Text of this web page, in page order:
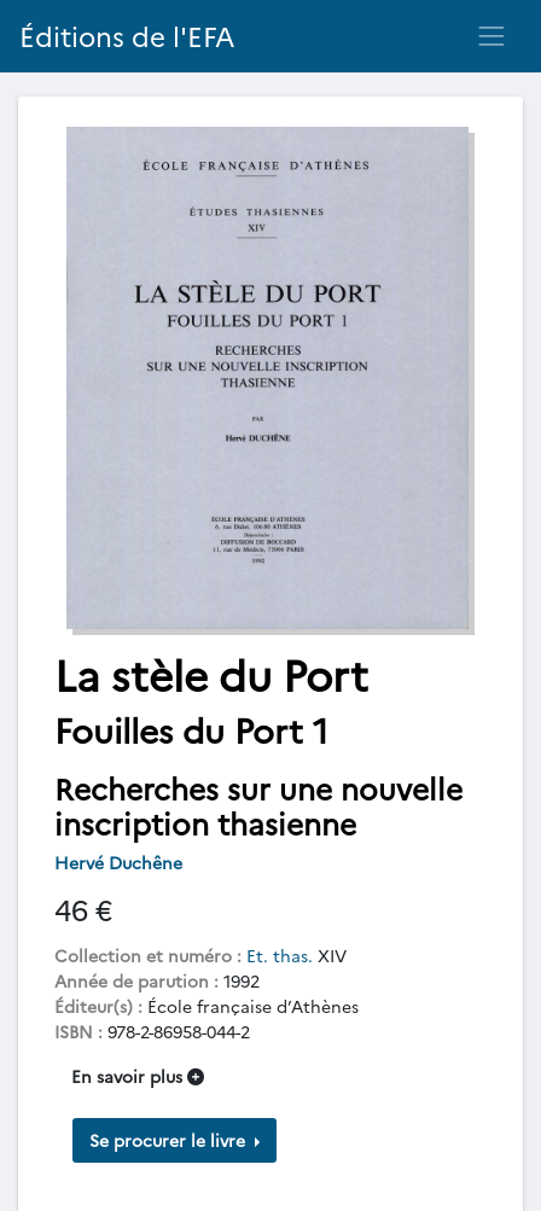
Éditions de l'EFA
La stèle du Port
Fouilles du Port 1
Recherches sur une nouvelle
inscription thasienne
Hervé Duchêne
46 €
Collection et numéro : Et. thas. XIV
Année de parution : 1992
Éditeur(s) : École française d’Athènes
ISBN : 978-2-86958-044-2
En savoir plus
Se procurer le livre